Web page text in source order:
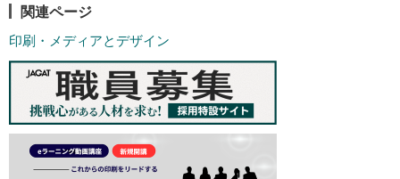
関連ページ
印刷・メディアとデザイン